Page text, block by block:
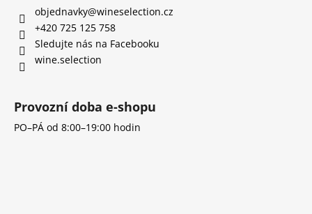
objednavky@wineselection.cz
+420 725 125 758
Sledujte nás na Facebooku
wine.selection
Provozní doba e-shopu
PO–PÁ od 8:00–19:00 hodin